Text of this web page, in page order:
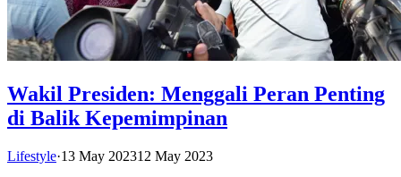
Wakil Presiden: Menggali Peran Penting
di Balik Kepemimpinan
Lifestyle·13 May 202312 May 2023